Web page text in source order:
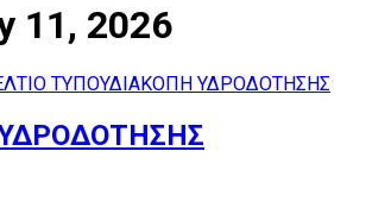
11, 2026
ΤΥΠΟΥΔΙΑΚΟΠΗ ΥΔΡΟΔΟΤΗΣΗΣ